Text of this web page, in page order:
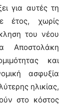
για αυτές τη
έτος, χωρίς
του νέου
Αποστολάκη
και
ασφυξία
ηλικίας,
στο κόστος